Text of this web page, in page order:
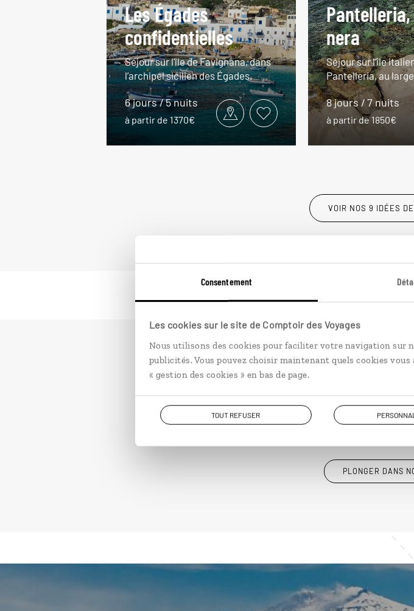
Consentement
Les cookies sur le site de Comptoir des Voyages
Nous utilisons des cookies pour faciliter votre navigation sur
publicités. Vous pouvez choisir maintenant quels cookies
« gestion des cookies » en bas de page.
TOUT REFUSER
Les Égades
confidentielles
Séjour sur l'île de Favignana, dans
l’archipel sicilien des Égades.
6 jours / 5 nuits
à partir de 1370€
nera
Séjour sur l’île
Pantelleria, au
8 jours / 7 nuits
à partir de 1850€
VOIR NOS 9 IDÉES
Ailleurs
passionnent les
monde, il fait naître une
PLONGER DANS